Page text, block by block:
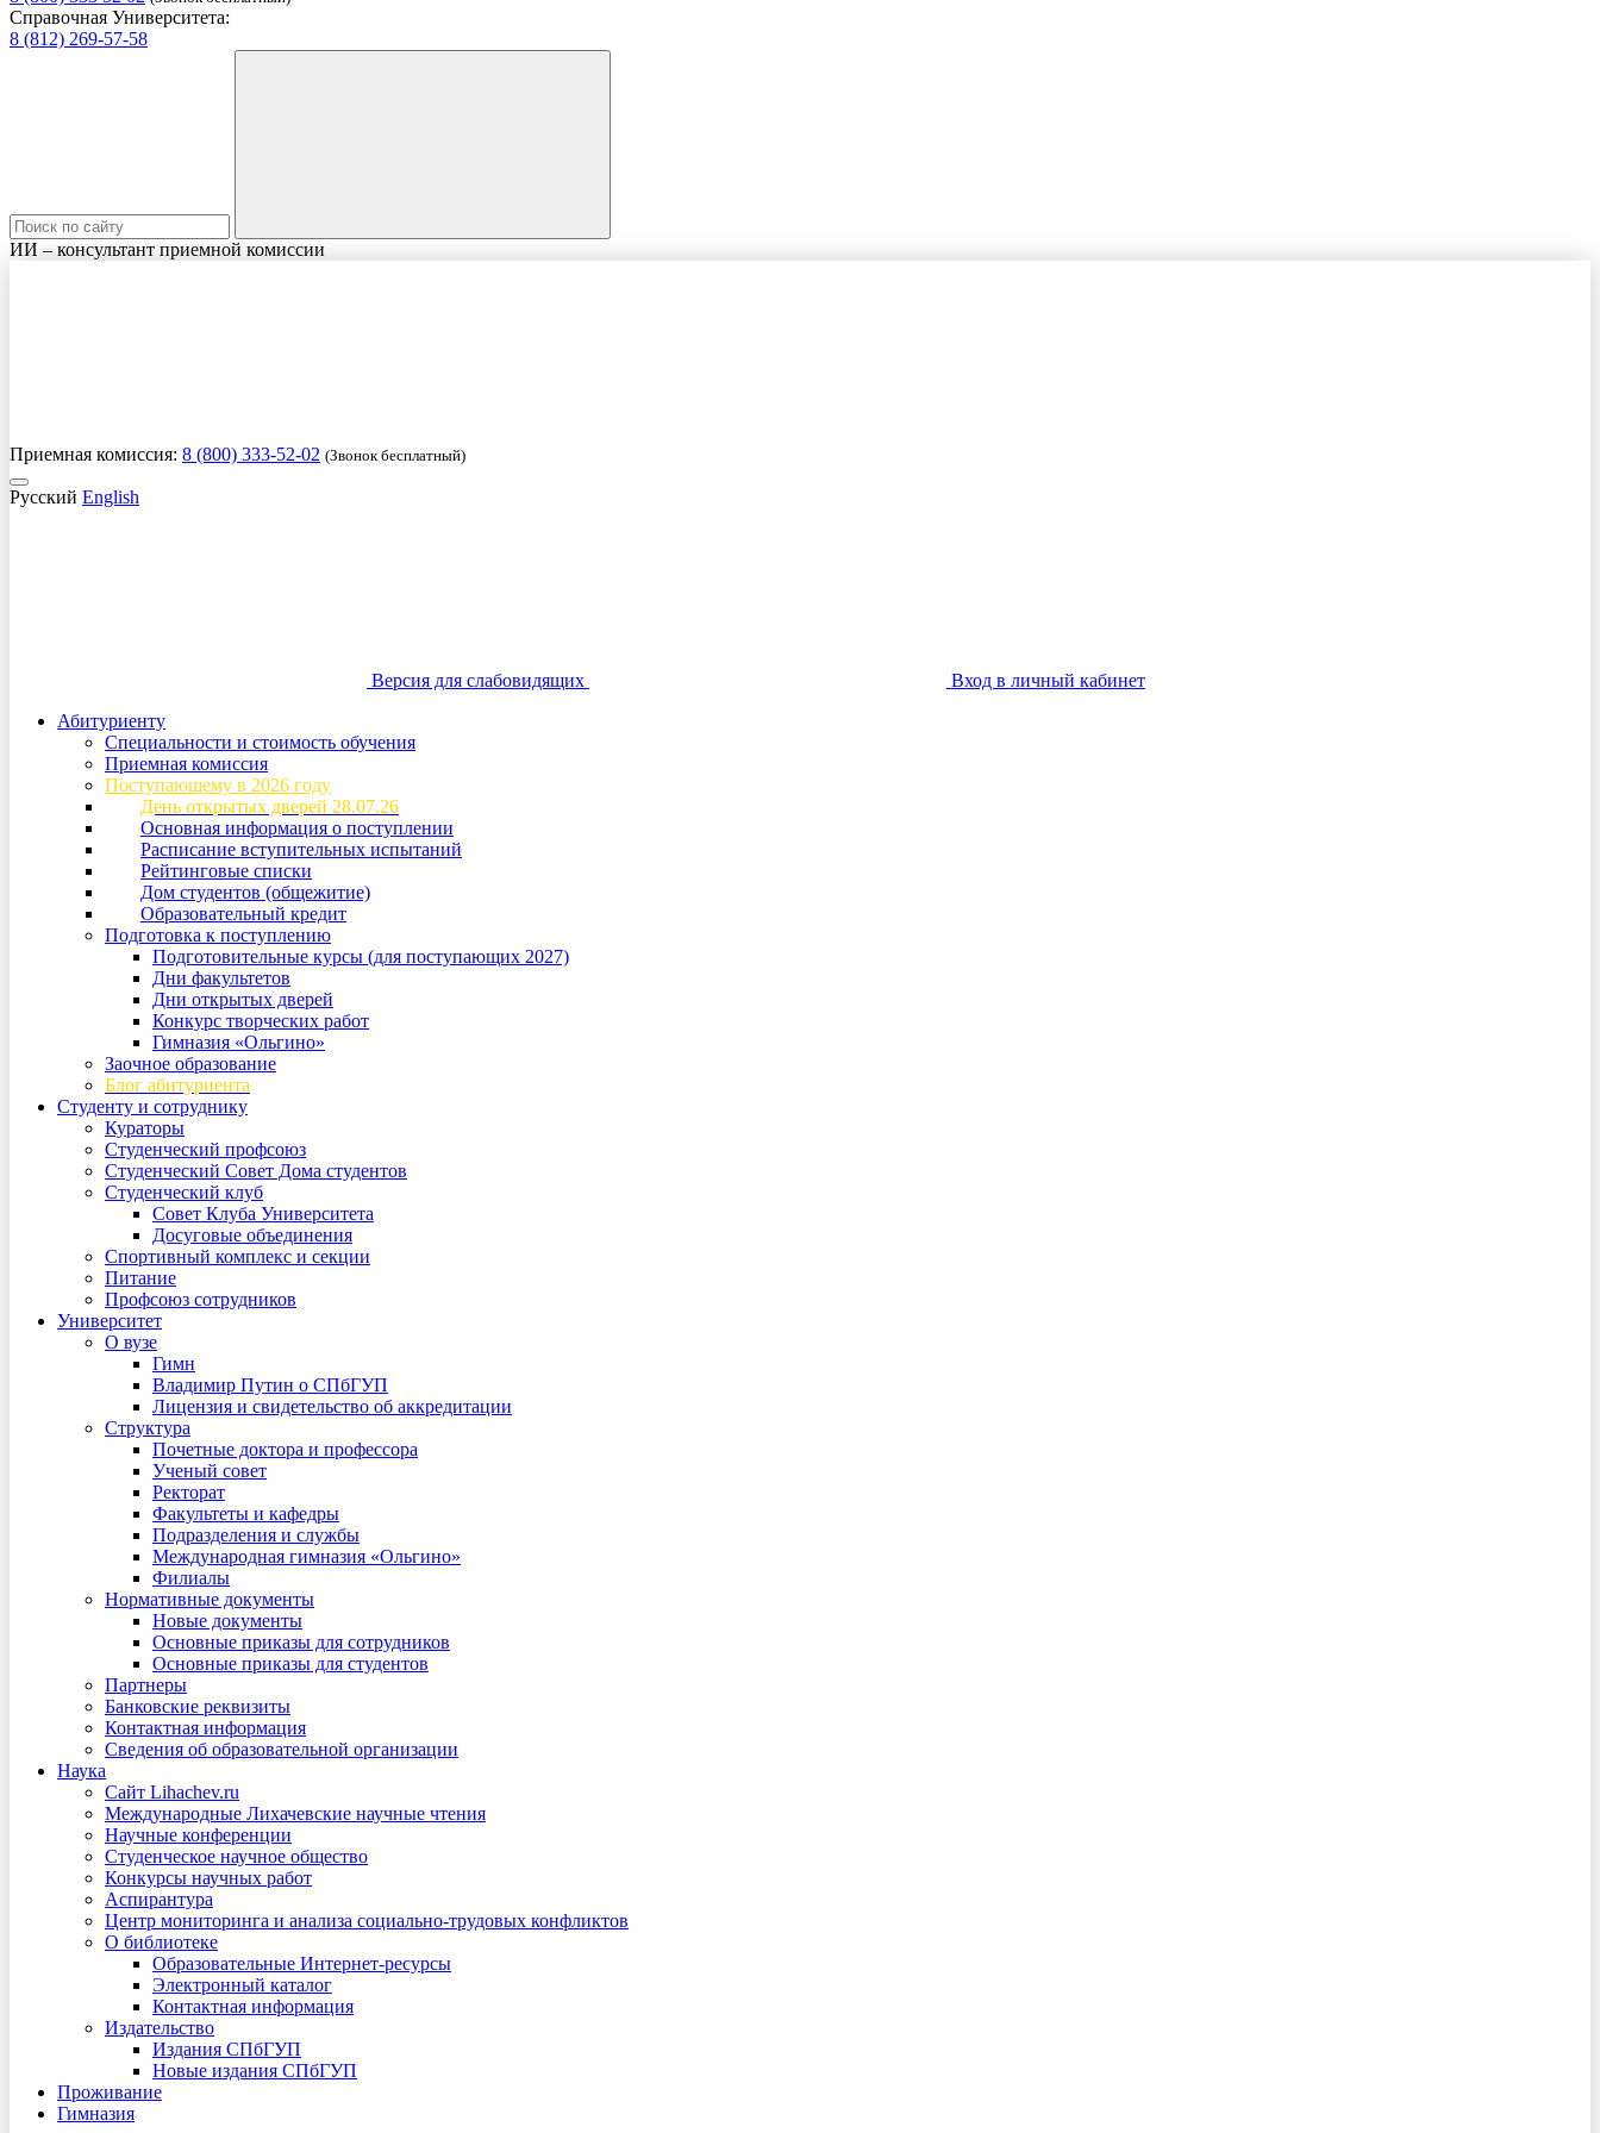
Справочная Университета:
8 (812) 269-57-58
ИИ – консультант приемной комиссии
Приемная комиссия: 8 (800) 333-52-02 (Звонок бесплатный)
Русский English
Версия для слабовидящих
Вход в личный кабинет
Абитуриенту
Специальности и стоимость обучения
Приемная комиссия
Поступающему в 2026 году
День открытых дверей 28.07.26
Основная информация о поступлении
Расписание вступительных испытаний
Рейтинговые списки
Дом студентов (общежитие)
Образовательный кредит
Подготовка к поступлению
Подготовительные курсы (для поступающих 2027)
Дни факультетов
Дни открытых дверей
Конкурс творческих работ
Гимназия «Ольгино»
Заочное образование
Блог абитуриента
Студенту и сотруднику
Кураторы
Студенческий профсоюз
Студенческий Совет Дома студентов
Студенческий клуб
Совет Клуба Университета
Досуговые объединения
Спортивный комплекс и секции
Питание
Профсоюз сотрудников
Университет
О вузе
Гимн
Владимир Путин о СПбГУП
Лицензия и свидетельство об аккредитации
Структура
Почетные доктора и профессора
Ученый совет
Ректорат
Факультеты и кафедры
Подразделения и службы
Международная гимназия «Ольгино»
Филиалы
Нормативные документы
Новые документы
Основные приказы для сотрудников
Основные приказы для студентов
Партнеры
Банковские реквизиты
Контактная информация
Сведения об образовательной организации
Наука
Сайт Lihachev.ru
Международные Лихачевские научные чтения
Научные конференции
Студенческое научное общество
Конкурсы научных работ
Аспирантура
Центр мониторинга и анализа социально-трудовых конфликтов
О библиотеке
Образовательные Интернет-ресурсы
Электронный каталог
Контактная информация
Издательство
Издания СПбГУП
Новые издания СПбГУП
Проживание
Гимназия